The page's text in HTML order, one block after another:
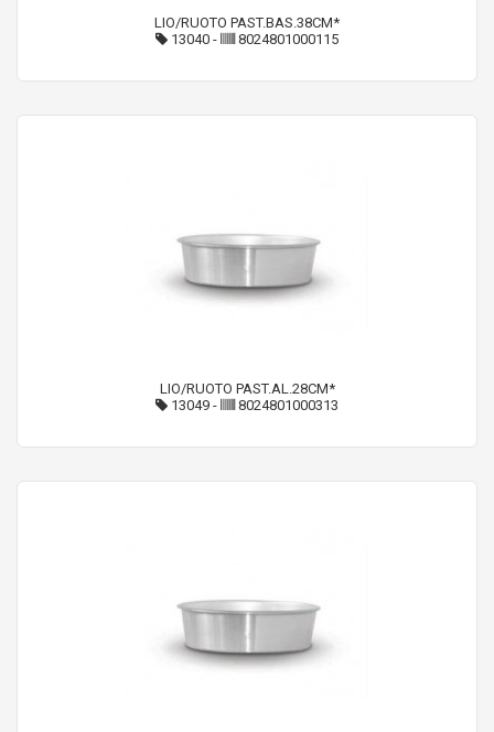
LIO/RUOTO PAST.BAS.38CM*
13040 - 8024801000115
LIO/RUOTO PAST.AL.28CM*
13049 - 8024801000313